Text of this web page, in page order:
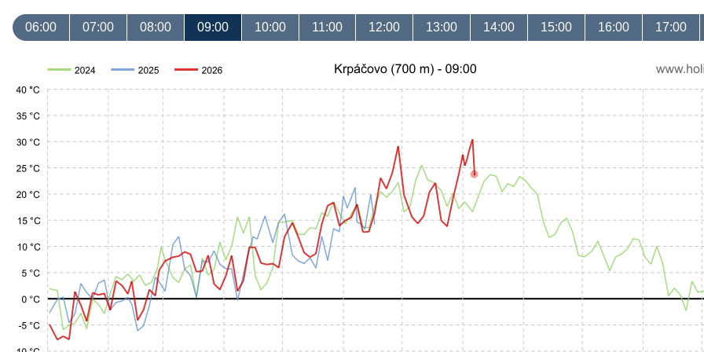
06:00 07:00 08:00 09:00 10:00 11:00 12:00 13:00 14:00 15:00 16:00 17:00